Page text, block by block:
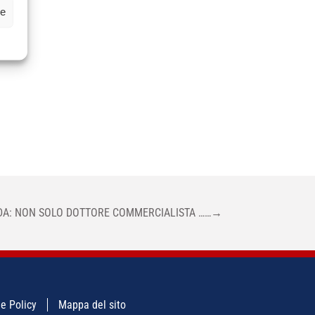
NON SOLO DOTTORE COMMERCIALISTA ……→
Policy Mappa del sito